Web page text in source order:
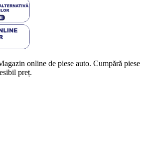
online de piese auto. Cumpără piese
preț.